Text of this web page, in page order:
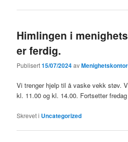
Himlingen i
er ferdig.
Publisert15/07/2024av
Vi trenger hjelp til å vaske vekk støv.
kl. 11.00 og kl. 14.00. Fortsetter
Skrevet i Uncategorized